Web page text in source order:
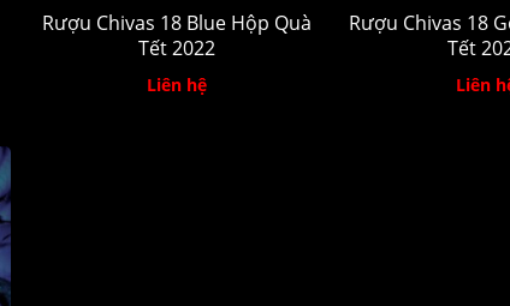
Rượu Chivas 18 Blue Hộp Quà
Tết 2022
Liên hệ
Rượu Chivas 18
Tết
Liên